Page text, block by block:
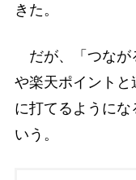
きた。
だが、「つなが
や楽天ポイント
に打てるようにな
いう。